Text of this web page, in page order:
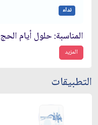
نداء
المناسبة: حلول أيام الحج‏
المزيد
التطبيقات